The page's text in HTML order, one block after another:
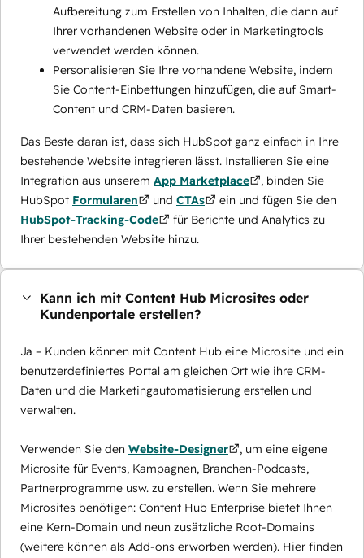
Aufbereitung zum Erstellen von Inhalten, die dann auf
Ihrer vorhandenen Website oder in Marketingtools
verwendet werden können.
Personalisieren Sie Ihre vorhandene Website, indem
Sie Content-Einbettungen hinzufügen, die auf Smart-
Content und CRM-Daten basieren.
Das Beste daran ist, dass sich HubSpot ganz einfach in Ihre
bestehende Website integrieren lässt. Installieren Sie eine
Integration aus unserem App Marketplace
, binden Sie
HubSpot Formularen und CTAs
ein und fügen Sie den
HubSpot-Tracking-Code
für Berichte und Analytics zu
Ihrer bestehenden Website hinzu.
Kann ich mit Content Hub Microsites oder
Kundenportale erstellen?
Ja – Kunden können mit Content Hub eine Microsite und ein
benutzerdefiniertes Portal am gleichen Ort wie ihre CRM-
Daten und die Marketingautomatisierung erstellen und
verwalten.
Verwenden Sie den Website-Designer
, um eine eigene
Microsite für Events, Kampagnen, Branchen-Podcasts,
Partnerprogramme usw. zu erstellen. Wenn Sie mehrere
Microsites benötigen: Content Hub Enterprise bietet Ihnen
eine Kern-Domain und neun zusätzliche Root-Domains
(weitere können als Add-ons erworben werden). Hier finden